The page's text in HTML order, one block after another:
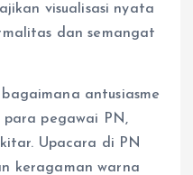
visualisasi nyata
dan semangat
antusiasme
pegawai PN,
Upacara di PN
keragaman warna